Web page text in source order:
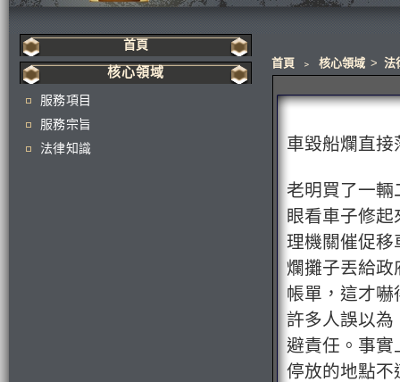
首頁 ﹥ 核心領域 > 法
車毀船爛直接
老明買了一
眼看車子修
理機關催促移
爛攤子丟給政
帳單，這才嚇
許多人誤以為
避責任。事實
停放的地點不
首頁
核心領域
服務項目
服務宗旨
法律知識